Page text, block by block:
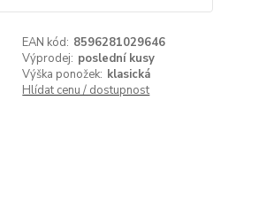
EAN kód: 8596281029646
Výprodej: poslední kusy
Výška ponožek: klasická
Hlídat cenu / dostupnost